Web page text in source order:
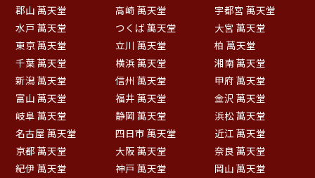
郡山 萬天堂
高崎 萬天堂
宇都宮 萬天堂
水戸 萬天堂
つくば 萬天堂
大宮 萬天堂
東京 萬天堂
立川 萬天堂
柏 萬天堂
千葉 萬天堂
横浜 萬天堂
湘南 萬天堂
新潟 萬天堂
信州 萬天堂
甲府 萬天堂
富山 萬天堂
福井 萬天堂
金沢 萬天堂
岐阜 萬天堂
静岡 萬天堂
浜松 萬天堂
名古屋 萬天堂
四日市 萬天堂
近江 萬天堂
京都 萬天堂
大阪 萬天堂
奈良 萬天堂
紀伊 萬天堂
神戸 萬天堂 岡山 萬天堂